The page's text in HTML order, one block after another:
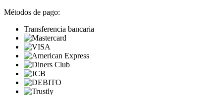
Métodos de pago:
Transferencia bancaria